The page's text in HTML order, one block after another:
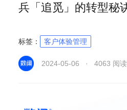
兵「追觅」的转型秘
标签： 客户体验管理
2024-05-06 · 4063 阅读